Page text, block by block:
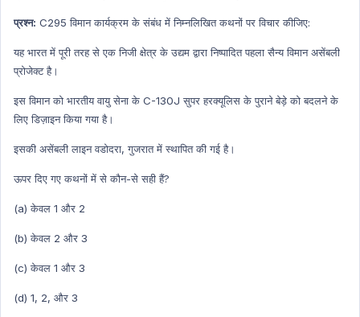
प्रश्न: C295 विमान कार्यक्रम के संबंध में निम्नलिखित कथनों पर विचार कीजिए:
यह भारत में पूरी तरह से एक निजी क्षेत्र के उद्यम द्वारा निष्पादित पहला सैन्य विमान असेंबली
प्रोजेक्ट है।
इस विमान को भारतीय वायु सेना के C-130J सुपर हरक्यूलिस के पुराने बेड़े को बदलने के
लिए डिज़ाइन किया गया है।
इसकी असेंबली लाइन वडोदरा, गुजरात में स्थापित की गई है।
ऊपर दिए गए कथनों में से कौन-से सही हैं?
(a) केवल 1 और 2
(b) केवल 2 और 3
(c) केवल 1 और 3
(d) 1, 2, और 3